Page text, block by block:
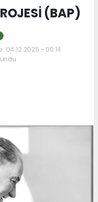
(BAP)
04.12.2025 - 00:14